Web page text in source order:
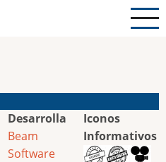
Desarrolla
Beam
Software
Iconos
Informativos